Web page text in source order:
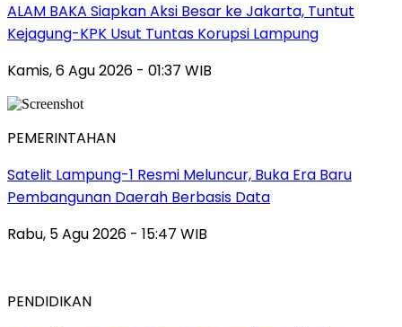
ALAM BAKA Siapkan Aksi Besar ke Jakarta, Tuntut
Kejagung-KPK Usut Tuntas Korupsi Lampung
Kamis, 6 Agu 2026 - 01:37 WIB
PEMERINTAHAN
Satelit Lampung-1 Resmi Meluncur, Buka Era Baru
Pembangunan Daerah Berbasis Data
Rabu, 5 Agu 2026 - 15:47 WIB
PENDIDIKAN